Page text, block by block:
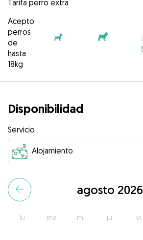
Tarifa perro extra
Acepto
perros
de
hasta
18kg
Disponibilidad
Servicio
agosto 2026
lu ma mi ju vi